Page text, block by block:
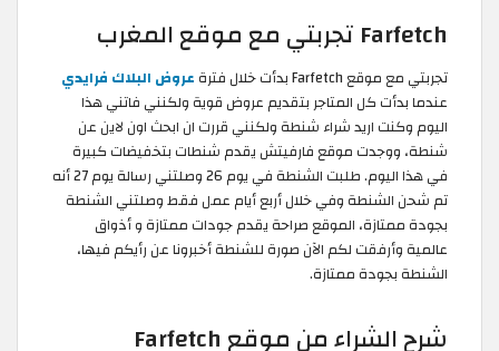
Farfetch تجربتي مع موقع المغرب
تجربتي مع موقع Farfetch بدأت خلال فترة
عروض البلاك فرايدي
عندما بدأت كل المتاجر بتقديم عروض قوية ولكنني فاتني هذا
اليوم وكنت اريد شراء شنطة ولكنني قررت ان ابحث اون لاين عن
شنطة، ووجدت موقع فارفيتش يقدم شنطات بتخفيضات كبيرة
في هذا اليوم. طلبت الشنطة في يوم 26 وصلتني رسالة يوم 27 أنه
تم شحن الشنطة وفي خلال أربع أيام عمل فقط وصلتني الشنطة
بجودة ممتازة، الموقع صراحة يقدم جودات ممتازة و أذواق
عالمية وأرفقت لكم الآن صورة للشنطة أخبرونا عن رأيكم فيها،
الشنطة بجودة ممتازة.
شرح الشراء من موقع Farfetch